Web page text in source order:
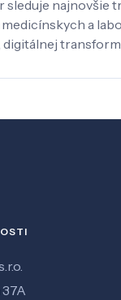
sleduje najnovšie
a